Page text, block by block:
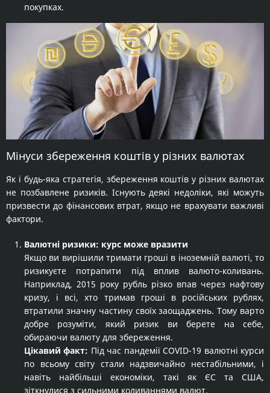
покупках.
Мінуси збереження коштів у різних валютах
Як і будь-яка стратегія, збереження коштів у різних валютах
не позбавлене ризиків. Існують деякі недоліки, які можуть
призвести до фінансових втрат, якщо не врахувати важливі
фактори.
Валютні ризики: курс може вразити
Якщо ви вирішили тримати гроші в іноземній валюті, то
ризикуєте потрапити під вплив валюто-коливань.
Наприклад, 2015 року рубль різко впав через нафтову
кризу, і всі, хто тримав гроші в російських рублях,
втратили значну частину своїх заощаджень. Тому варто
добре розуміти, який ризик ви берете на себе,
обираючи валюту для збереження.
Цікавий факт: Під час пандемії COVID-19 валютні курси
по всьому світу стали надзвичайно нестабільними, і
навіть найбільші економіки, такі як ЄС та США,
зіткнулися з сильними коливаннями валют.